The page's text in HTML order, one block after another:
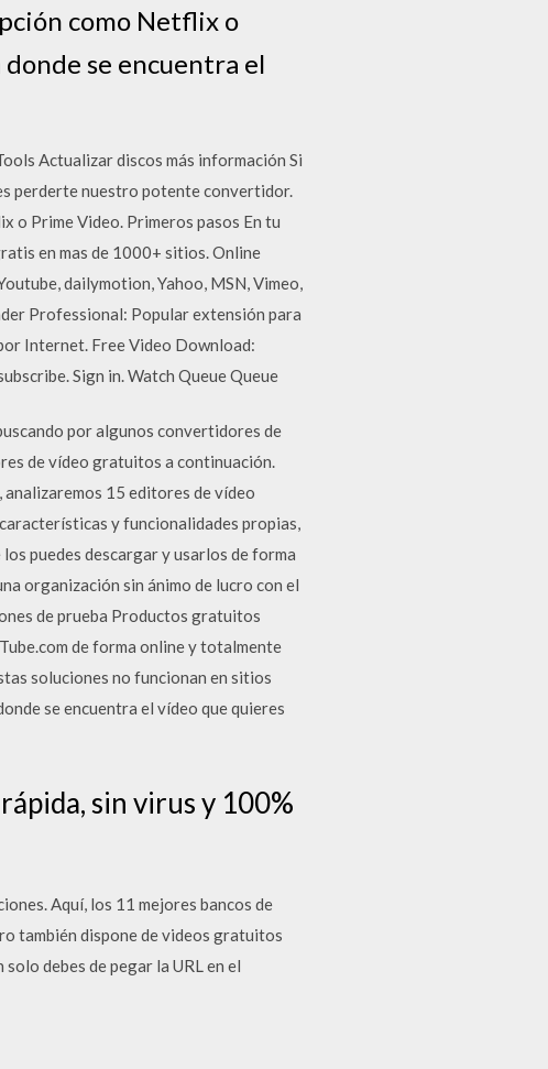
como Netflix o
donde se encuentra el
Actualizar discos más información Si
perderte nuestro potente convertidor.
o Prime Video. Primeros pasos En tu
en mas de 1000+ sitios. Online
dailymotion, Yahoo, MSN, Vimeo,
Professional: Popular extensión para
Internet. Free Video Download:
Sign in. Watch Queue Queue
por algunos convertidores de
de vídeo gratuitos a continuación.
analizaremos 15 editores de vídeo
y funcionalidades propias,
puedes descargar y usarlos de forma
organización sin ánimo de lucro con el
de prueba Productos gratuitos
de forma online y totalmente
soluciones no funcionan en sitios
se encuentra el vídeo que quieres
sin virus y 100%
Aquí, los 11 mejores bancos de
también dispone de videos gratuitos
debes de pegar la URL en el